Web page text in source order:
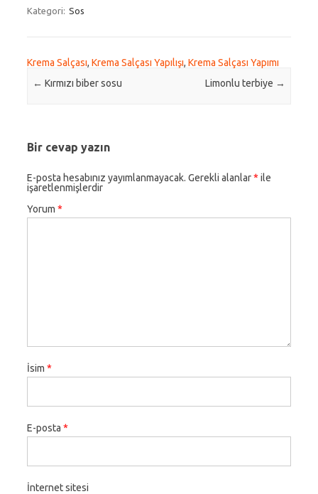
Kategori: Sos
Krema Salçası, Krema Salçası Yapılışı, Krema Salçası Yapımı
Post navigation
← Kırmızı biber sosu Limonlu terbiye →
Bir cevap yazın
E-posta hesabınız yayımlanmayacak. Gerekli alanlar* ile
işaretlenmişlerdir
Yorum *
İsim *
E-posta *
İnternet sitesi